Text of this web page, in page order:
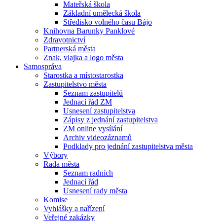
Mateřská škola
Základní umělecká škola
Středisko volného času Bájo
Knihovna Barunky Panklové
Zdravotnictví
Partnerská města
Znak, vlajka a logo města
Samospráva
Starostka a místostarostka
Zastupitelstvo města
Seznam zastupitelů
Jednací řád ZM
Usnesení zastupitelstva
Zápisy z jednání zastupitelstva
ZM online vysílání
Archiv videozáznamů
Podklady pro jednání zastupitelstva města
Výbory
Rada města
Seznam radních
Jednací řád
Usnesení rady města
Komise
Vyhlášky a nařízení
Veřejné zakázky